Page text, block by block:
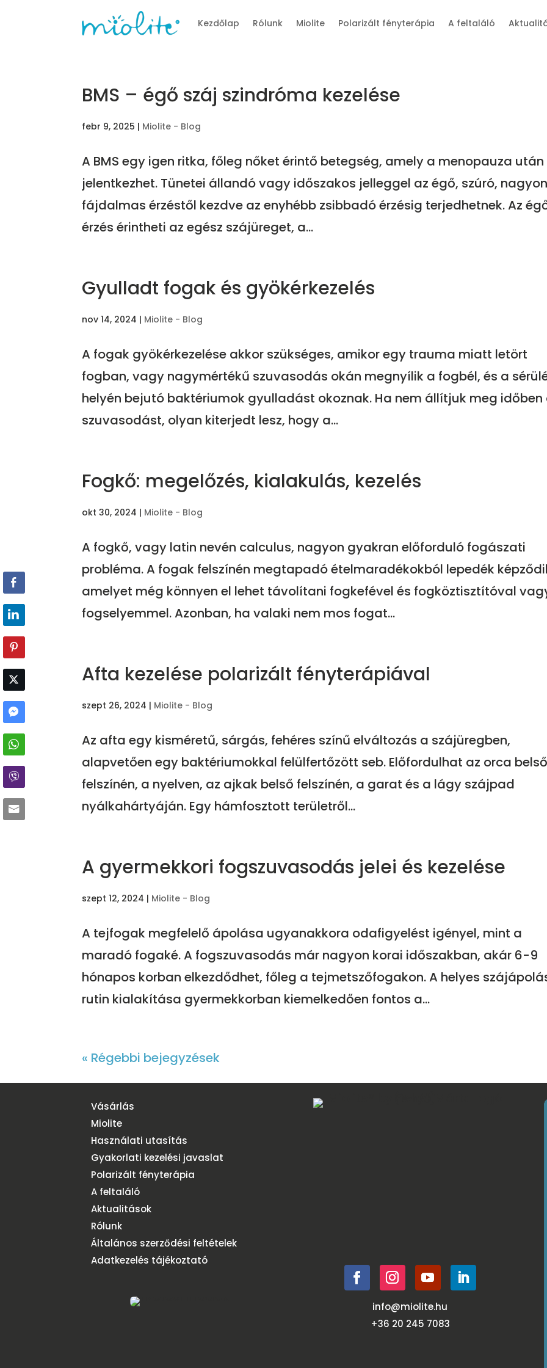
Kezdőlap Rólunk Miolite Polarizált fényterápia A feltaláló
BMS – égő száj szindróma kezelése
febr 9, 2025 | Miolite - Blog
A BMS egy igen ritka, főleg nőket érintő betegség, amely a menopauza után
jelentkezhet. Tünetei állandó vagy időszakos jelleggel az égő, szúró,
fájdalmas érzéstől kezdve az enyhébb zsibbadó érzésig terjedhetnek. Az
érzés érintheti az egész szájüreget, a...
Gyulladt fogak és gyökérkezelés
nov 14, 2024 | Miolite - Blog
A fogak gyökérkezelése akkor szükséges, amikor egy trauma miatt letört
fogban, vagy nagymértékű szuvasodás okán megnyílik a fogbél, és a
helyén bejutó baktériumok gyulladást okoznak. Ha nem állítjuk meg időben
szuvasodást, olyan kiterjedt lesz, hogy a...
Fogkő: megelőzés, kialakulás, kezelés
okt 30, 2024 | Miolite - Blog
A fogkő, vagy latin nevén calculus, nagyon gyakran előforduló fogászati
probléma. A fogak felszínén megtapadó ételmaradékokból lepedék
amelyet még könnyen el lehet távolítani fogkefével és fogköztisztítóval
fogselyemmel. Azonban, ha valaki nem mos fogat...
Afta kezelése polarizált fényterápiával
szept 26, 2024 | Miolite - Blog
Az afta egy kisméretű, sárgás, fehéres színű elváltozás a szájüregben,
alapvetően egy baktériumokkal felülfertőzött seb. Előfordulhat az orca
felszínén, a nyelven, az ajkak belső felszínén, a garat és a lágy szájpad
nyálkahártyáján. Egy hámfosztott területről...
A gyermekkori fogszuvasodás jelei és kezelése
szept 12, 2024 | Miolite - Blog
A tejfogak megfelelő ápolása ugyanakkora odafigyelést igényel, mint a
maradó fogaké. A fogszuvasodás már nagyon korai időszakban, akár 6-9
hónapos korban elkezdődhet, főleg a tejmetszőfogakon. A helyes
rutin kialakítása gyermekkorban kiemelkedően fontos a...
« Régebbi bejegyzések
Vásárlás
Miolite
Használati utasítás
Gyakorlati kezelési javaslat
Polarizált fényterápia
A feltaláló
Aktualitások
Rólunk
Általános szerződési feltételek
Adatkezelés tájékoztató
info@miolite.hu
+36 20 245 7083